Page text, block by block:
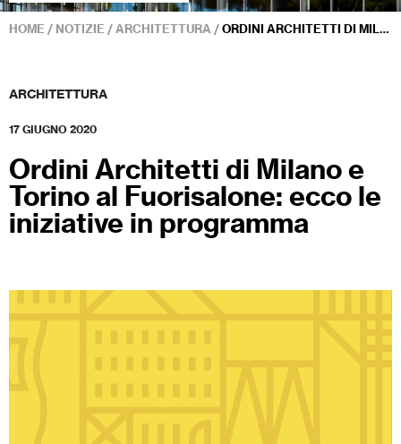
HOME / NOTIZIE /ARCHITETTURA /ORDINI ARCHITETTI DI MILANO E TORINO AL FUORISALONE: ECCO LE INIZIATIVE IN PROGRAMMA
ARCHITETTURA
17 GIUGNO 2020
Ordini Architetti di Milano e
Torino al Fuorisalone: ecco le
iniziative in programma